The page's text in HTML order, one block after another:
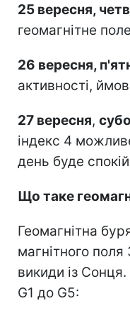
25 вересня,
геомагнітне
26 вересня,
активності,
27 вересня,
індекс 4
день буде
Що таке
Геомагнітна
магнітного
викиди із Сонця.
G1 до G5: